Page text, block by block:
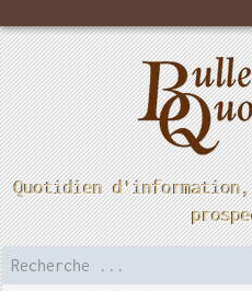
Quotidien d'information,